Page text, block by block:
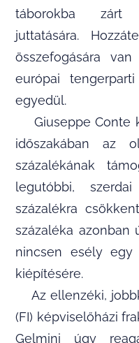
táborokba zárt
juttatására.
összefogására
európai
egyedül.
Giuseppe Conte
időszakában az
százalékának
legutóbbi,
százalékra
százaléka
nincsen esély egy
kiépítésére.
Az ellenzéki,
(FI) képviselőházi
Gelmini úgy